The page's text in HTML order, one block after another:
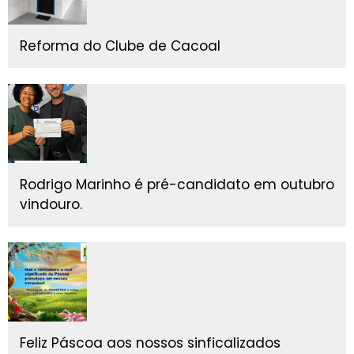
Reforma do Clube de Cacoal
Rodrigo Marinho é pré-candidato em outubro
vindouro.
Feliz Páscoa aos nossos sinficalizados